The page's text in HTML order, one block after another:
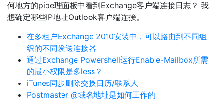
何地方的pipe理面板中看到Exchange客户端连接日志？ 我
想确定哪些IP地址Outlook客户端连接。
在多租户Exchange 2010安装中，可以路由到不同组
织的不同发送连接器
通过Exchange Powershell运行Enable-Mailbox所需
的最小权限是多less？
iTunes同步删除交换日历/联系人
Postmaster @域名地址是如何工作的